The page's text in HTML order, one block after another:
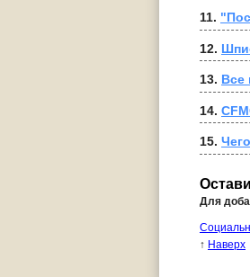
11.
12.
13. Все
14.
15.
Для
↑ Наверх